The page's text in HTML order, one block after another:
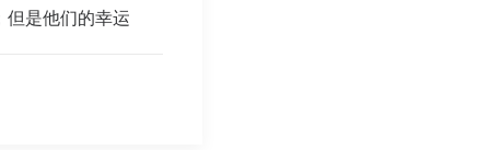
但是他们的幸运